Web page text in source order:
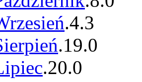
.4.3
.19.0
.20.0